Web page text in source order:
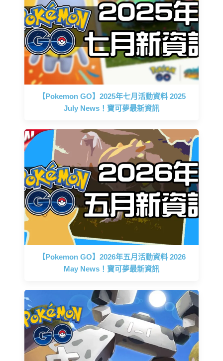
【Pokemon GO】2025年七月活動資料 2025
July News！寶可夢最新資訊
【Pokemon GO】2026年五月活動資料 2026
May News！寶可夢最新資訊